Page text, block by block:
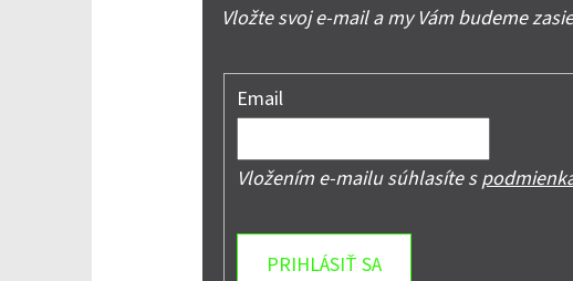
Vložte svoj e-mail a my Vám budeme
Email
Vložením e-mailu súhlasíte s
PRIHLÁSIŤ SA